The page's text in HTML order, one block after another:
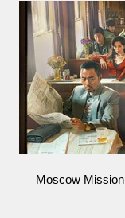
Moscow Mission